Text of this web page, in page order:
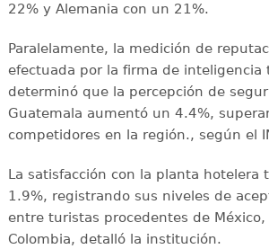
22% y Alemania con un 21%.
Paralelamente, la medición de
efectuada por la firma de inteligencia
determinó que la percepción de
Guatemala aumentó un 4.4%,
competidores en la región., según el
La satisfacción con la planta hotelera
1.9%, registrando sus niveles de
entre turistas procedentes de México,
Colombia, detalló la institución.